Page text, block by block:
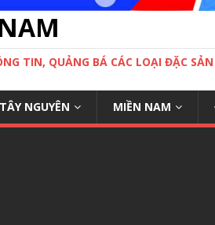
TIN, QUẢNG BÁ CÁC LOẠI ĐẶC
NGUYÊN MIỀN NAM